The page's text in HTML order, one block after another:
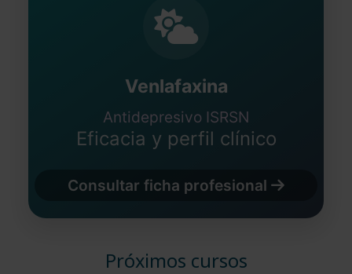
Venlafaxina
Antidepresivo ISRSN
Eficacia y perfil clínico
Consultar ficha profesional
Próximos cursos